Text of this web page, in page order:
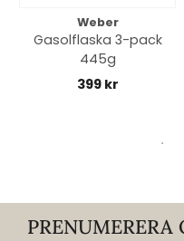
Weber
Gasolflaska 3-pack
445g
399 kr
PRENUMERERA